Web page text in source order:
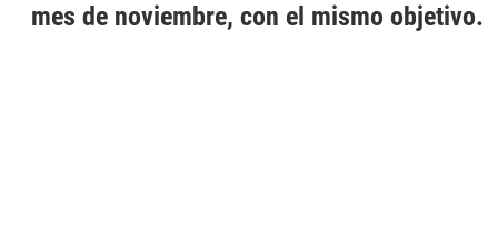
mes de noviembre, con el mismo objetivo.